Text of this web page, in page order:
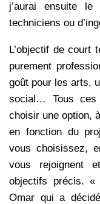
j’aurai ensuite
techniciens ou
L’objectif de court
purement
goût pour les arts,
social… Tous ces
choisir une option,
en fonction du
vous choisissez,
vous rejoignent
objectifs précis.
Omar qui a